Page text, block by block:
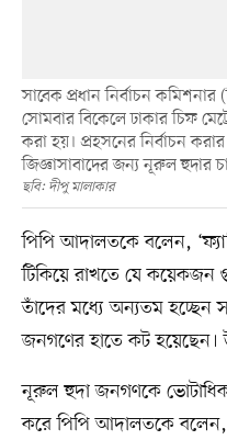
সাবেক প্রধান নির্বাচন
সোমবার বিকেলে ঢাকার চিফ
করা হয়। প্রহসনের নির্বাচন
জিজ্ঞাসাবাদের জন্য নূরুল হুদার
ছবি: দীপু মালাকার
পিপি আদালতকে বলেন,
টিকিয়ে রাখতে যে কয়েকজন
তাঁদের মধ্যে অন্যতম হচ্ছেন
জনগণের হাতে কট
নূরুল হুদা জনগণকে
করে পিপি আদালতকে বলেন,